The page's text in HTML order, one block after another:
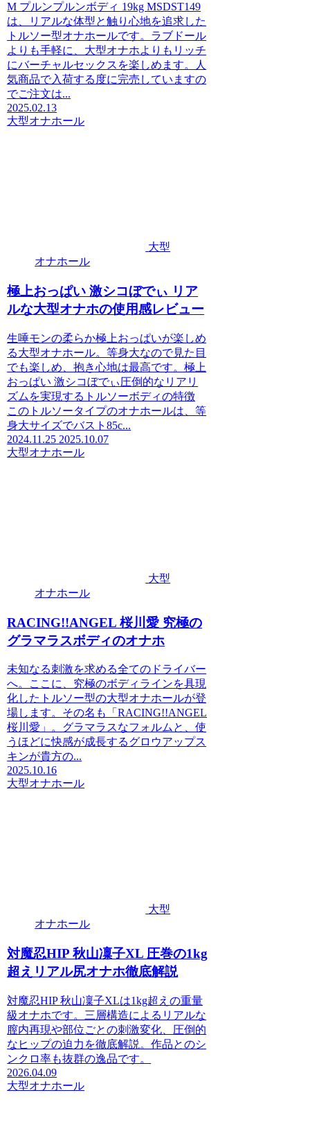
M プルンプルンボディ 19kg MSDST149
は、リアルな体型と触り心地を追求した
トルソー型オナホールです。ラブドール
よりも手軽に、大型オナホよりもリッチ
にバーチャルセックスを楽しめます。人
気商品で入荷する度に完売していますの
でご注文は...
2025.02.13
大型オナホール
大型
オナホール
極上おっぱい 激シコぼでぃ リア
ルな大型オナホの使用感レビュー
生唾モンの柔らか極上おっぱいが楽しめ
る大型オナホール。等身大なので見た目
でも楽しめ、抱き心地は最高です。極上
おっぱい 激シコぼでぃ圧倒的なリアリ
ズムを実現するトルソーボディの特徴
このトルソータイプのオナホールは、等
身大サイズでバスト85c...
2024.11.25 2025.10.07
大型オナホール
大型
オナホール
RACING!!ANGEL 桜川愛 究極の
グラマラスボディのオナホ
未知なる刺激を求める全てのドライバー
へ。ここに、究極のボディラインを具現
化したトルソー型の大型オナホールが登
場します。その名も「RACING!!ANGEL
桜川愛」。グラマラスなフォルムと、使
うほどに快感が成長するグロウアップス
キンが貴方の...
2025.10.16
大型オナホール
大型
オナホール
対魔忍HIP 秋山凜子XL 圧巻の1kg
超えリアル尻オナホ徹底解説
対魔忍HIP 秋山凜子XLは1kg超えの重量
級オナホです。三層構造によるリアルな
膣内再現や部位ごとの刺激変化、圧倒的
なヒップの迫力を徹底解説。作品とのシ
ンクロ率も抜群の逸品です。
2026.04.09
大型オナホール